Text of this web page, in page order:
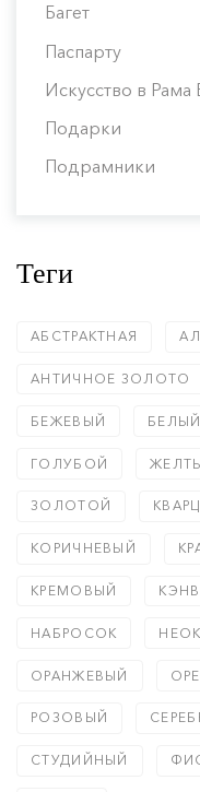
Багет
Паспарту
Искусство в Рама
Подарки
Подрамники
Теги
АБСТРАКТНАЯ
АНТИЧНОЕ ЗОЛОТО
БЕЖЕВЫЙ БЕЛЫЙ
ГОЛУБОЙ
ЗОЛОТОЙ
КОРИЧНЕВЫЙ
КРЕМОВЫЙ
НАБРОСОК
ОРАНЖЕВЫЙ
РОЗОВЫЙ
СТУДИЙНЫЙ